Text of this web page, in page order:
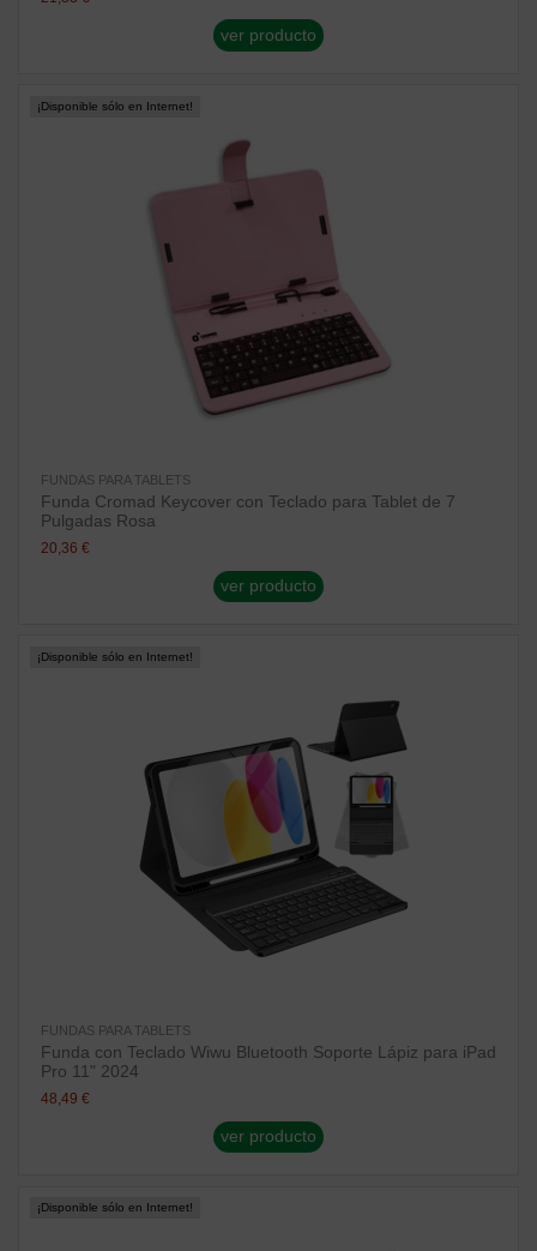
ver producto
¡Disponible sólo en Internet!
FUNDAS PARA TABLETS
Funda Cromad Keycover con Teclado para Tablet de 7
Pulgadas Rosa
20,36 €
ver producto
¡Disponible sólo en Internet!
FUNDAS PARA TABLETS
Funda con Teclado Wiwu Bluetooth Soporte Lápiz para iPad
Pro 11" 2024
48,49 €
ver producto
¡Disponible sólo en Internet!